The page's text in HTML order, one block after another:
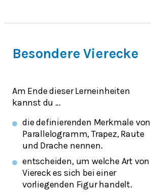
Besondere Vierecke
Am Ende dieser Lerneinheiten
kannst du …
die definierenden Merkmale von
Parallelogramm, Trapez, Raute
und Drache nennen.
entscheiden, um welche Art von
Viereck es sich bei einer
vorliegenden Figur handelt.